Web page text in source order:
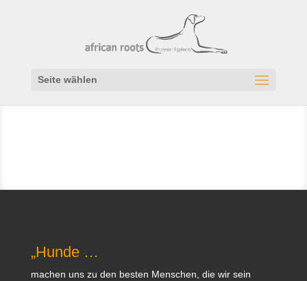
Seite wählen
„Hunde …
machen uns zu den besten Menschen, die wir sein